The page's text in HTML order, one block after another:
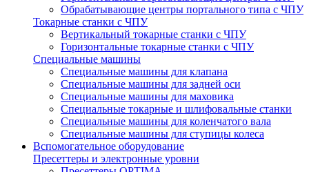
Обрабатывающие центры портального типа с ЧПУ
Токарные станки с ЧПУ
Вертикальный токарные станки с ЧПУ
Горизонтальные токарные станки с ЧПУ
Специальные машины
Специальные машины для клапана
Специальные машины для задней оси
Специальные машины для маховика
Специальные токарные и шлифовальные станки
Специальные машины для коленчатого вала
Специальные машины для ступицы колеса
Вспомогательное оборудование
Пресеттеры и электронные уровни